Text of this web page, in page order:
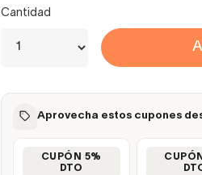
Cantidad
Aprovecha estos cupones
CUPÓN 5%
DTO